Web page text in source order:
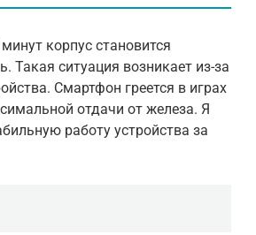
корпус становится
ситуация возникает из-за
Смартфон греется в играх
отдачи от железа. Я
работу устройства за